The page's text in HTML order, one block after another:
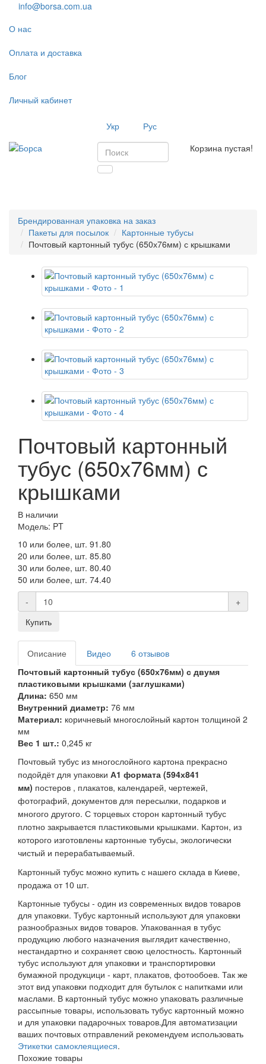
info@borsa.com.ua
О нас
Оплата и доставка
Блог
Личный кабинет
Укр
Рус
Корзина пустая!
Брендированная упаковка на заказ
Пакеты для посылок
Картонные тубусы
Почтовый картонный тубус (650х76мм) с крышками
Почтовый картонный
тубус (650х76мм) с
крышками
В наличии
Модель: PT
10 или более, шт. 91.80
20 или более, шт. 85.80
30 или более, шт. 80.40
50 или более, шт. 74.40
-
+
Купить
Описание Видео
6 отзывов
Почтовый картонный тубус (650х76мм) с двумя
пластиковыми крышками (заглушками)
Длина: 650 мм
Внутренний диаметр: 76 мм
Материал: коричневый многослойный картон толщиной 2
мм
Вес 1 шт.: 0,245 кг
Почтовый тубус из многослойного картона прекрасно
подойдёт для упаковки А1 формата (594х841
мм) постеров , плакатов, календарей, чертежей,
фотографий, документов для пересылки, подарков и
многого другого. С торцевых сторон картонный тубус
плотно закрывается пластиковыми крышками. Картон, из
которого изготовлены картонные тубусы, экологически
чистый и перерабатываемый.
Картонный тубус можно купить с нашего склада в Киеве,
продажа от 10 шт.
Картонные тубусы - один из современных видов товаров
для упаковки. Тубус картонный используют для упаковки
разнообразных видов товаров. Упакованная в тубус
продукцию любого назначения выглядит качественно,
нестандартно и сохраняет свою целостность. Картонный
тубус используют для упаковки и транспортировки
бумажной продукцици - карт, плакатов, фотообоев. Так же
этот вид упаковки подходит для бутылок с напитками или
маслами. В картонный тубус можно упаковать различные
рассыпные товары, использовать тубус картонный можно
и для упаковки падарочных товаров.Для автоматизации
ваших почтовых отправлений рекомендуем использовать
Этикетки самоклеящиеся.
Похожие товары